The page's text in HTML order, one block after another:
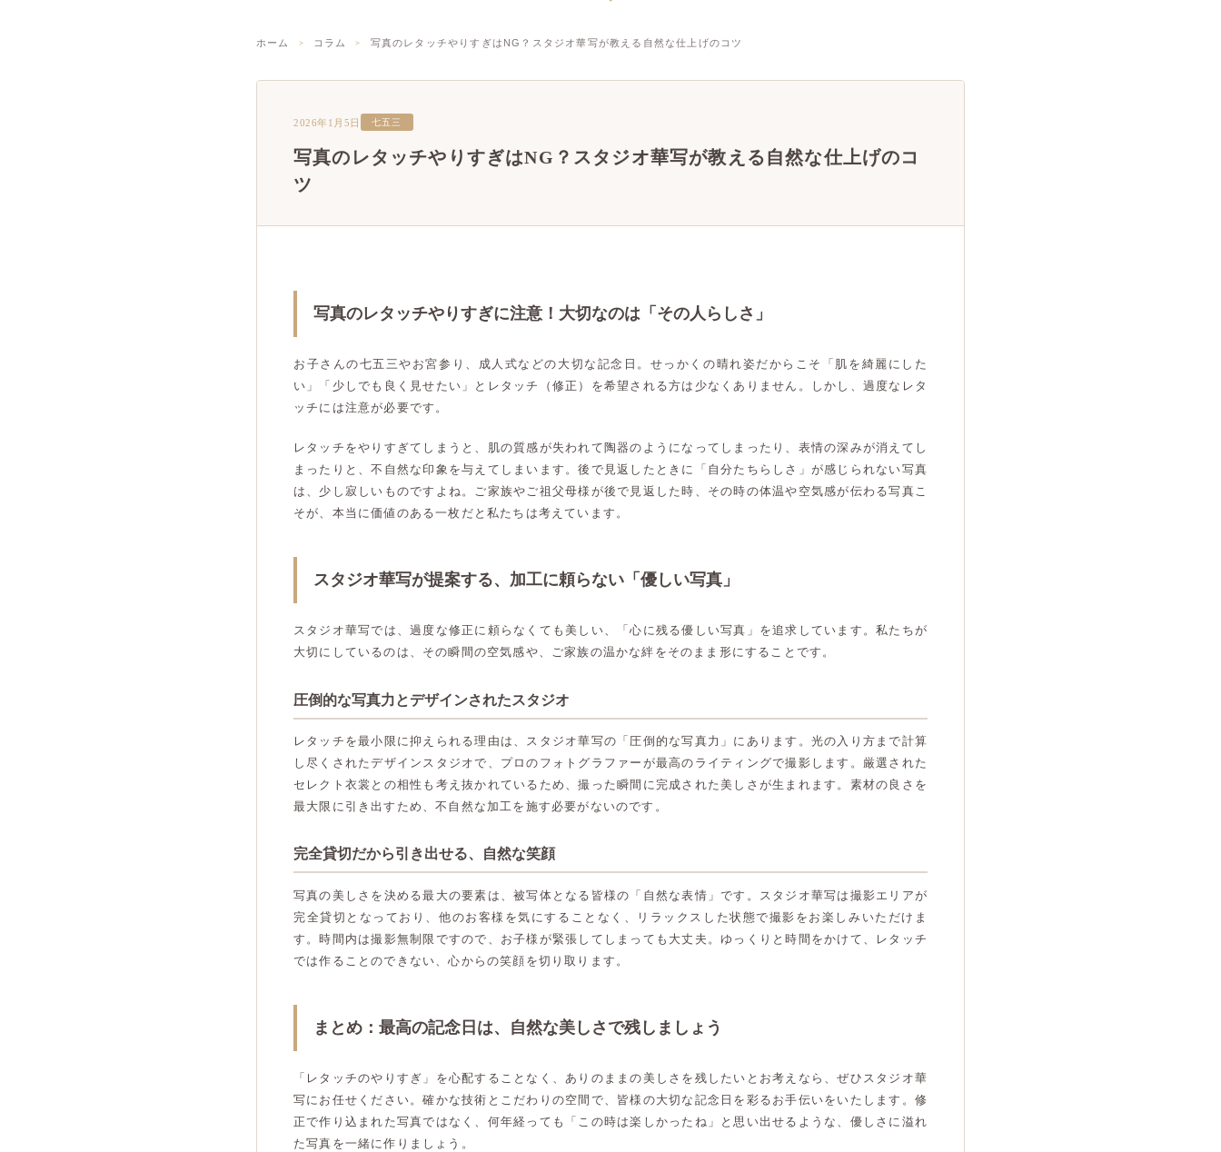
ホーム コラム 写真のレタッチやりすぎはNG？スタジオ華写が教える自然な仕上げのコツ
2026年1月5日 七五三
写真のレタッチやりすぎはNG？スタジオ華写が教える自然な仕上げのコ
ツ
写真のレタッチやりすぎに注意！大切なのは「その人らしさ」
お子さんの七五三やお宮参り、成人式などの大切な記念日。せっかくの晴れ姿だからこそ「肌を綺麗にした
い」「少しでも良く見せたい」とレタッチ（修正）を希望される方は少なくありません。しかし、過度なレタ
ッチには注意が必要です。
レタッチをやりすぎてしまうと、肌の質感が失われて陶器のようになってしまったり、表情の深みが消えてし
まったりと、不自然な印象を与えてしまいます。後で見返したときに「自分たちらしさ」が感じられない写真
は、少し寂しいものですよね。ご家族やご祖父母様が後で見返した時、その時の体温や空気感が伝わる写真こ
そが、本当に価値のある一枚だと私たちは考えています。
スタジオ華写が提案する、加工に頼らない「優しい写真」
スタジオ華写では、過度な修正に頼らなくても美しい、「心に残る優しい写真」を追求しています。私たちが
大切にしているのは、その瞬間の空気感や、ご家族の温かな絆をそのまま形にすることです。
圧倒的な写真力とデザインされたスタジオ
レタッチを最小限に抑えられる理由は、スタジオ華写の「圧倒的な写真力」にあります。光の入り方まで計算
し尽くされたデザインスタジオで、プロのフォトグラファーが最高のライティングで撮影します。厳選された
セレクト衣裳との相性も考え抜かれているため、撮った瞬間に完成された美しさが生まれます。素材の良さを
最大限に引き出すため、不自然な加工を施す必要がないのです。
完全貸切だから引き出せる、自然な笑顔
写真の美しさを決める最大の要素は、被写体となる皆様の「自然な表情」です。スタジオ華写は撮影エリアが
完全貸切となっており、他のお客様を気にすることなく、リラックスした状態で撮影をお楽しみいただけま
す。時間内は撮影無制限ですので、お子様が緊張してしまっても大丈夫。ゆっくりと時間をかけて、レタッチ
では作ることのできない、心からの笑顔を切り取ります。
まとめ：最高の記念日は、自然な美しさで残しましょう
「レタッチのやりすぎ」を心配することなく、ありのままの美しさを残したいとお考えなら、ぜひスタジオ華
写にお任せください。確かな技術とこだわりの空間で、皆様の大切な記念日を彩るお手伝いをいたします。修
正で作り込まれた写真ではなく、何年経っても「この時は楽しかったね」と思い出せるような、優しさに溢れ
た写真を一緒に作りましょう。